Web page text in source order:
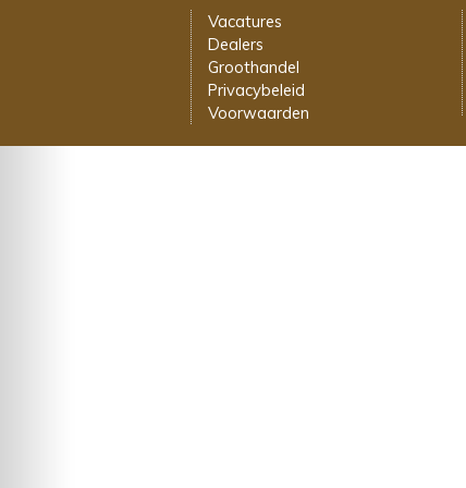
Vacatures
Dealers
Groothandel
Privacybeleid
Voorwaarden